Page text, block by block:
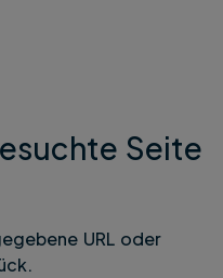
Seite
URL oder